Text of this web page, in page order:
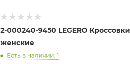
2-000240-9450 LEGERO Кроссовки
женские
Есть в наличии: 1